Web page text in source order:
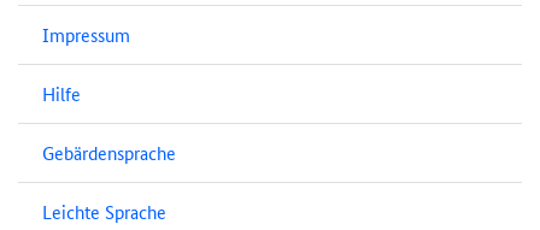
Impressum
Hilfe
Gebärdensprache
Leichte Sprache